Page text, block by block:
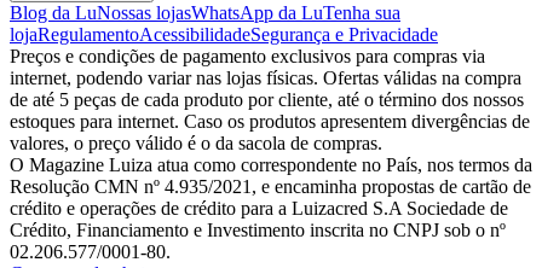
Blog da LuNossas lojasWhatsApp da LuTenha sua
lojaRegulamentoAcessibilidadeSegurança e Privacidade
Preços e condições de pagamento exclusivos para compras via
internet, podendo variar nas lojas físicas. Ofertas válidas na compra
de até 5 peças de cada produto por cliente, até o término dos nossos
estoques para internet. Caso os produtos apresentem divergências de
valores, o preço válido é o da sacola de compras.
O Magazine Luiza atua como correspondente no País, nos termos da
Resolução CMN nº 4.935/2021, e encaminha propostas de cartão de
crédito e operações de crédito para a Luizacred S.A Sociedade de
Crédito, Financiamento e Investimento inscrita no CNPJ sob o nº
02.206.577/0001-80.